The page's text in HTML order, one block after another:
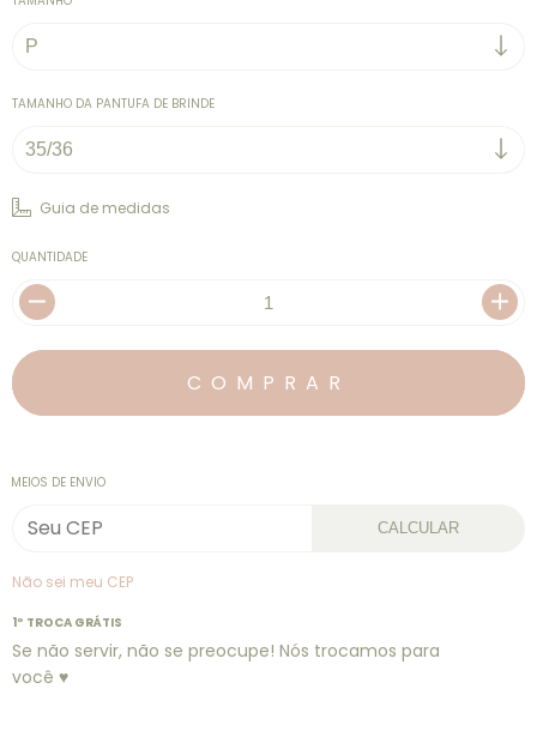
TAMANHO DA PANTUFA DE BRINDE
Guia de medidas
QUANTIDADE
MEIOS DE ENVIO
CALCULAR
Não sei meu CEP
1º TROCA GRÁTIS
Se não servir, não se preocupe! Nós trocamos para
você ♥